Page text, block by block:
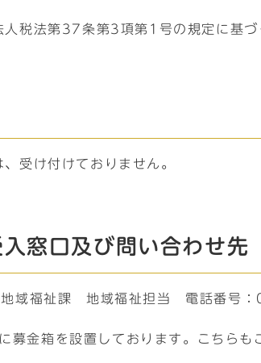
人税法第37条第3項第1号の規定に基づ
受け付けておりません。
窓口及び問い合わせ先
域福祉課 地域福祉担当 電話番号
募金箱を設置しております。こちらも